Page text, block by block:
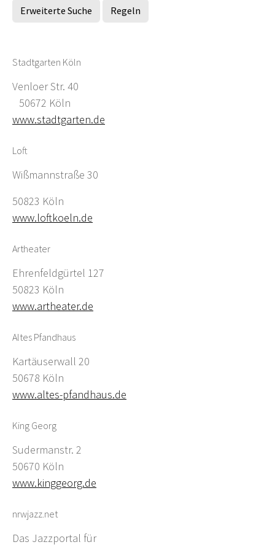
Erweiterte Suche Regeln
Stadtgarten Köln
Venloer Str. 40
50672 Köln
www.stadtgarten.de
Loft
Wißmannstraße 30
50823 Köln
www.loftkoeln.de
Artheater
Ehrenfeldgürtel 127
50823 Köln
www.artheater.de
Altes Pfandhaus
Kartäuserwall 20
50678 Köln
www.altes-pfandhaus.de
King Georg
Sudermanstr. 2
50670 Köln
www.kinggeorg.de
nrwjazz.net
Das Jazzportal für